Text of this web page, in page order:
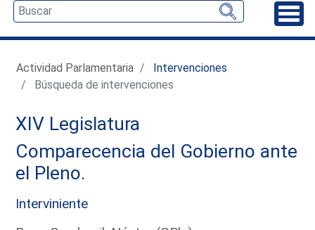
Actividad Parlamentaria
Intervenciones
Búsqueda de intervenciones
XIV Legislatura
Comparecencia del Gobierno ante
el Pleno.
Interviniente